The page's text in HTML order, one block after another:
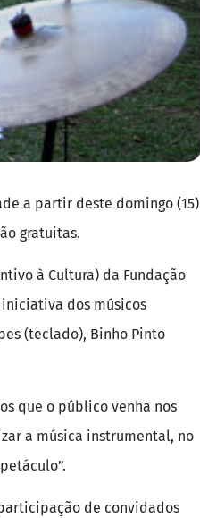
a partir deste domingo (15)
gratuitas.
à Cultura) da Fundação
iniciativa dos músicos
(teclado), Binho Pinto
que o público venha nos
a música instrumental, no
de convidados